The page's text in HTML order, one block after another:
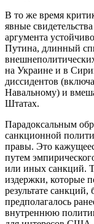
В то же время
явные
аргумента
Путина, длинный
на Украине и в
диссидентов
Навальному) и
Штатах.
Парадоксальным
санкционной
правы. Это
путем
или иных санкций.
издержки, которые
результате
предполагалось
внутреннюю